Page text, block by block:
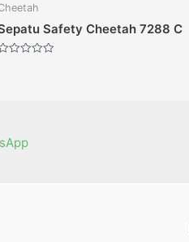
Safety Cheetah 7288 C